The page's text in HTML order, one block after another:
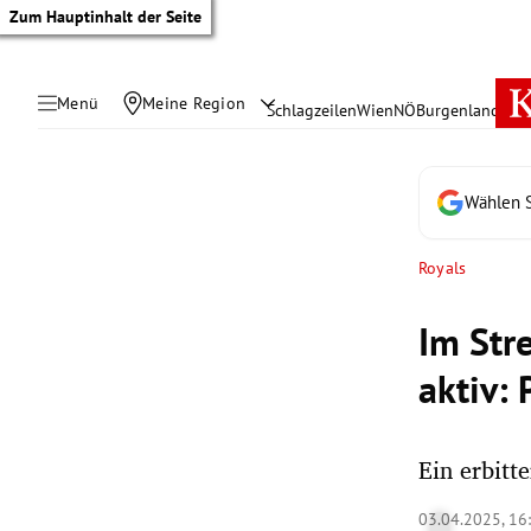
Zum Hauptinhalt der Seite
Menü Meine Region SchlagzeilenWienNÖBurgenland
Wählen
Royals
Im
aktiv:
Ein
03.04.2025,